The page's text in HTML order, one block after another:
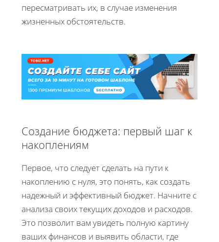
пересматривать их, в случае изменения
жизненных обстоятельств.
Создание бюджета: первый шаг к
накоплениям
Первое, что следует сделать на пути к
накоплению с нуля, это понять, как создать
надежный и эффективный бюджет. Начните с
анализа своих текущих доходов и расходов.
Это позволит вам увидеть полную картину
ваших финансов и выявить области, где